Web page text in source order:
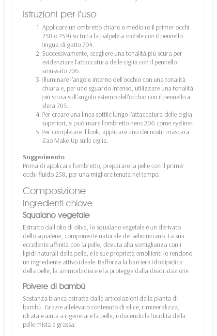
Istruzioni per l'uso
Applicare un ombretto chiaro o medio (o il primer occhi
258 o 259) su tutta la palpebra mobile con il pennello
lingua di gatto 704.
Successivamente, scegliere una tonalità più scura per
evidenziare l'attaccatura delle ciglia con il pennello
smussato 706.
Illuminare l'angolo interno dell'occhio con una tonalità
chiara e, per uno sguardo intenso, utilizzare una tonalità
più scura sull'angolo esterno dell'occhio con il pennello a
sfera 705.
Per creare una linea sottile lungo l'attaccatura delle ciglia
superiori, si può usare l'ombretto nero 206 come eyeliner.
Per completare il look, applicare uno dei nostri mascara
Zao Make-Up sulle ciglia.
Suggerimento
Prima di applicare l'ombretto, preparare la pelle con il primer
occhi fluido 258, per una migliore tenuta nel tempo.
Composizione
Ingredienti chiave
Squalano vegetale
Estratto dall'olio di oliva, lo squalano vegetale è un derivato
dello squalene, componente naturale del sebo umano. La sua
eccellente affinità con la pelle, dovuta alla somiglianza con i
lipidi naturali della pelle, e le sue proprietà emollienti lo rendono
un ingrediente attivo ideale. Rafforza la barriera idrolipidica
della pelle, la ammorbidisce e la protegge dalla disidratazione.
Polvere di bambù
Sostanza bianca estratta dalle articolazioni della pianta di
bambù. Grazie all'elevato contenuto di silice, rimineralizza,
idrata e aiuta a rigenerare la pelle, riducendo la lucidità della
pelle mista e grassa.